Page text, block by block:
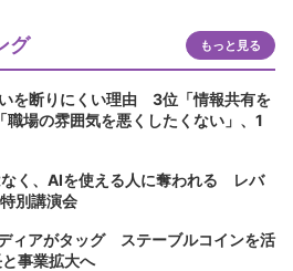
グ もっと見る
いを断りにくい理由 3位「情報共有を
場の雰囲気を悪くしたくない」、1
く、AIを使える人に奪われる レバ
別講演会
ィアがタッグ ステーブルコインを活
事業拡大へ